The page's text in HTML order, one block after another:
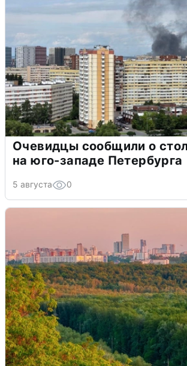
Очевидцы сообщили о
на юго-западе Петербурга
5 августа 0